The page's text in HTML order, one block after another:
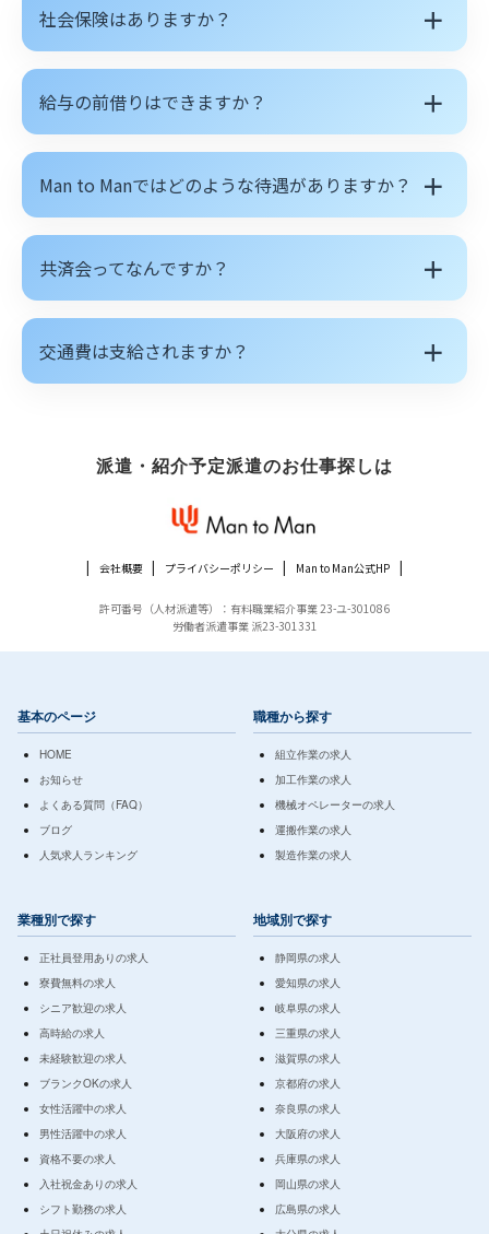
社会保険はありますか？ ＋
給与の前借りはできますか？ ＋
Man to Manではどのような待遇がありますか？ ＋
共済会ってなんですか？ ＋
交通費は支給されますか？ ＋
派遣・紹介予定派遣のお仕事探しは
会社概要 プライバシーポリシー Man to Man公式HP
許可番号（人材派遣等）：有料職業紹介事業 23-ユ-301086
労働者派遣事業 派23-301331
基本のページ
HOME
お知らせ
よくある質問（FAQ）
ブログ
人気求人ランキング
職種から探す
組立作業の求人
加工作業の求人
機械オペレーターの求人
運搬作業の求人
製造作業の求人
業種別で探す
正社員登用ありの求人
寮費無料の求人
シニア歓迎の求人
高時給の求人
未経験歓迎の求人
ブランクOKの求人
女性活躍中の求人
男性活躍中の求人
資格不要の求人
入社祝金ありの求人
シフト勤務の求人
地域別で探す
静岡県の求人
愛知県の求人
岐阜県の求人
三重県の求人
滋賀県の求人
京都府の求人
奈良県の求人
大阪府の求人
兵庫県の求人
岡山県の求人
広島県の求人